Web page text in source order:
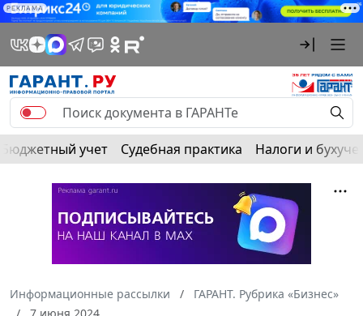
РЕКЛАМА
Бюджетный учет Судебная практика Налоги и
Информационные рассылки
ГАРАНТ. Рубрика «Бизнес»